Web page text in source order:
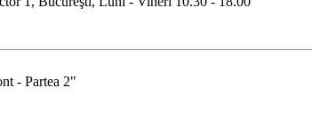
- Partea 2"